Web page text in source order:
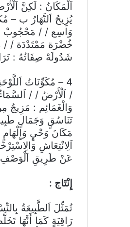
اَلْمَكَانُ : لَكِنَّ
يُزِيحُ اَلنَّهَارُ ب –
وَاسِع / / مَحْجُوبْ
خُضْرَة مَمْتَدْدَة / /
شَدُولَهْ صِفَاتُهُ :
4 – مُكَوِّنَاتُ
/ اَلْأَرْضُ / /
وَالْغَمَائِم : مَزِيجُ
تَنَاسُقٍ وَجَمَالٍ
مَكَانَ وَحْيٍ وَإِلْهَامٍ
اَلِانْتِعَاشِ
عَنْ طَرِيقِ
إِنْتَاج :
تُمَثِّلَ اَلطَّبِيعَةُ
رَاقِيَةٍ كَمَا أَنَّهَا